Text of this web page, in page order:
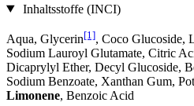
Inhaltsstoffe (INCI)
Aqua, Glycerin[1], Coco Glucoside,
Sodium Lauroyl Glutamate, Citric
Dicaprylyl Ether, Decyl Glucoside,
Sodium Benzoate, Xanthan Gum,
Limonene, Benzoic Acid